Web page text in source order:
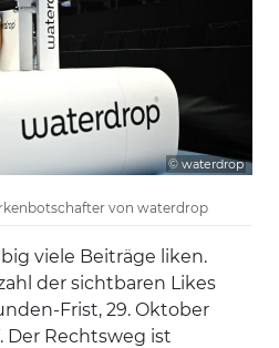
© waterdrop
von waterdrop
viele Beiträge liken.
der sichtbaren Likes
Frist, 29. Oktober
Der Rechtsweg ist